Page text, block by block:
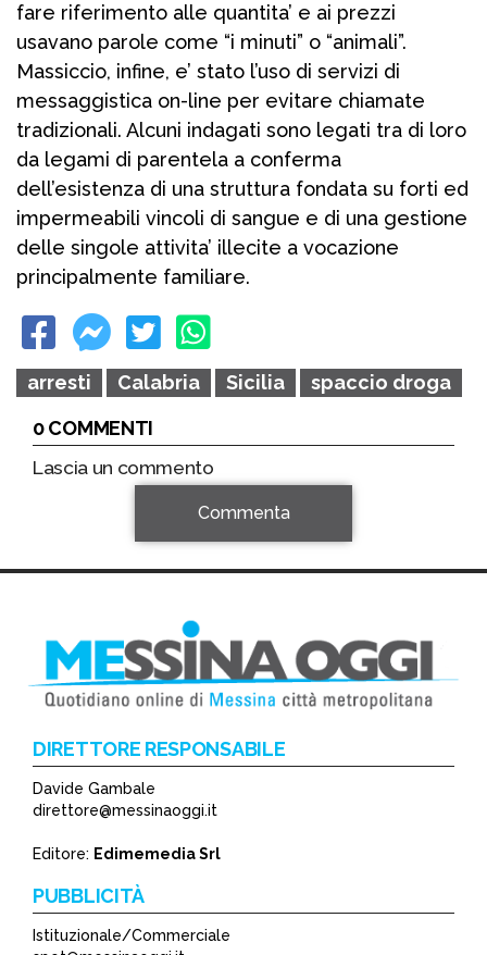
fare riferimento alle quantita’ e ai prezzi
usavano parole come “i minuti” o “animali”.
Massiccio, infine, e’ stato l’uso di servizi di
messaggistica on-line per evitare chiamate
tradizionali. Alcuni indagati sono legati tra di loro
da legami di parentela a conferma
dell’esistenza di una struttura fondata su forti ed
impermeabili vincoli di sangue e di una gestione
delle singole attivita’ illecite a vocazione
principalmente familiare.
arresti Calabria Sicilia
spaccio droga
0 COMMENTI
Lascia un commento
*
Commenta
DIRETTORE RESPONSABILE
Davide Gambale
direttore@messinaoggi.it
Editore: Edimemedia Srl
PUBBLICITÀ
Istituzionale/Commerciale